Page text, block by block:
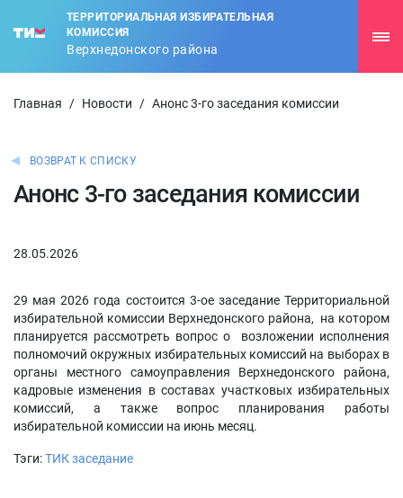
ТЕРРИТОРИАЛЬНАЯ ИЗБИРАТЕЛЬНАЯ
КОМИССИЯ
Верхнедонского района
Главная / Новости / Анонс 3-го заседания комиссии
ВОЗВРАТ К СПИСКУ
Анонс 3-го заседания комиссии
28.05.2026
29 мая 2026 года состоится 3-ое заседание Территориальной
избирательной комиссии Верхнедонского района, на котором
планируется рассмотреть вопрос о возложении исполнения
полномочий окружных избирательных комиссий на выборах в
органы местного самоуправления Верхнедонского района,
кадровые изменения в составах участковых избирательных
комиссий, а также вопрос планирования работы
избирательной комиссии на июнь месяц.
Тэги:ТИК заседание